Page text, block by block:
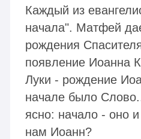
Каждый из
начала". Матфей
рождения
появление Иоанна
Луки - рождение
начале было
ясно: начало - оно
нам Иоанн?